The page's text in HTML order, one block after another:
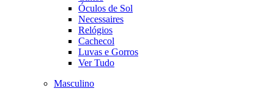
Óculos de Sol
Necessaires
Relógios
Cachecol
Luvas e Gorros
Ver Tudo
Masculino